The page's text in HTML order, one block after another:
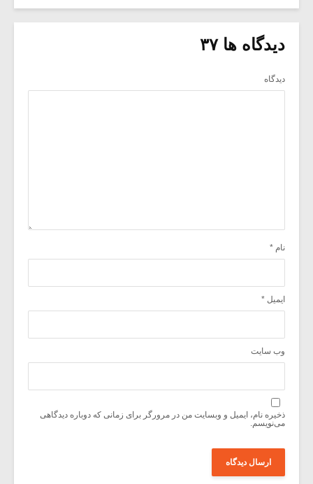
دیدگاه ها ۳۷
دیدگاه
نام *
ایمیل *
وب‌ سایت
ذخیره نام، ایمیل و وبسایت من در مرورگر برای زمانی که دوباره دیدگاهی
می‌نویسم.